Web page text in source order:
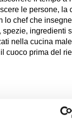
le persone, la
lo chef che
spezie, ingredienti
nella cucina
cuoco prima del